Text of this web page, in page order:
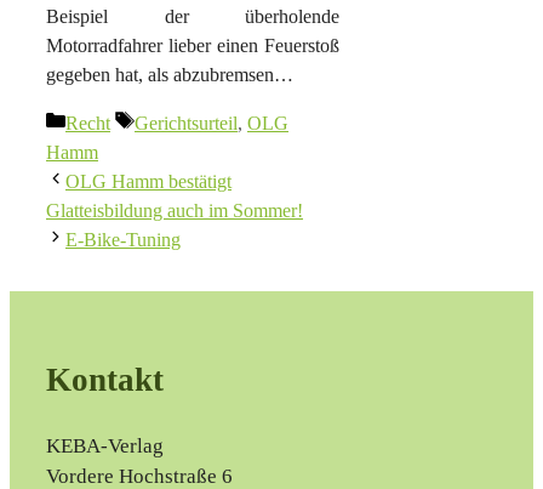
Beispiel der überholende
Motorradfahrer lieber einen Feuerstoß
gegeben hat, als abzubremsen…
Kategorien
Recht Schlagwörter
Gerichtsurteil, OLG
Hamm
OLG Hamm bestätigt
Glatteisbildung auch im Sommer!
E-Bike-Tuning
Kontakt
KEBA-Verlag
Vordere Hochstraße 6